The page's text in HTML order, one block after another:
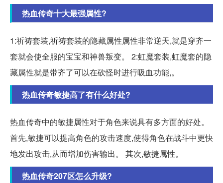
热血传奇十大最强属性?
1:祈祷套装,祈祷套装的隐藏属性属性非常逆天,就是穿齐一
套就会使全服的宝宝和神兽叛变。 2:虹魔套装,虹魔套的隐
藏属性就是带齐了可以在砍怪时进行吸血功能,。
热血传奇敏捷高了有什么好处?
热血传奇中的敏捷属性对于角色来说具有多方面的好处。
首先,敏捷可以提高角色的攻击速度,使得角色在战斗中更快
地发出攻击,从而增加伤害输出。 其次,敏捷属性。
热血传奇207区怎么升级?